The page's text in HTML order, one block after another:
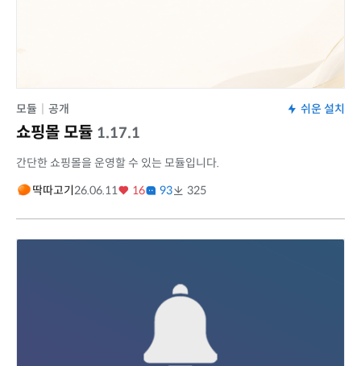
모듈 공개 쉬운 설치
쇼핑몰 모듈 1.17.1
간단한 쇼핑몰을 운영할 수 있는 모듈입니다.
딱따고기26.06.11 16 93 325